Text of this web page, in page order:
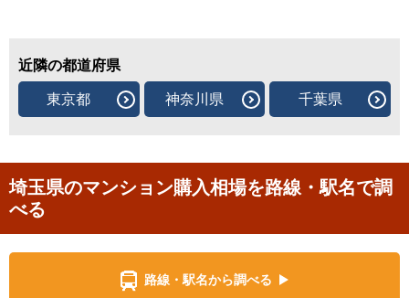
近隣の都道府県
東京都 神奈川県 千葉県
埼玉県のマンション購入相場を路線・駅名で調
べる
路線・駅名から調べる